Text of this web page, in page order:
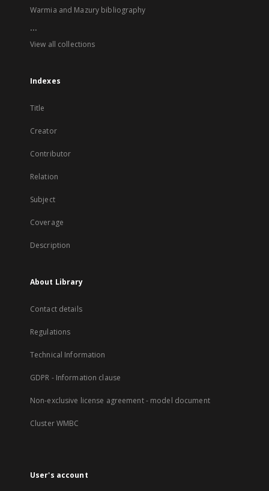
Warmia and Mazury bibliography
...
View all collections
Indexes
Title
Creator
Contributor
Relation
Subject
Coverage
Description
About Library
Contact details
Regulations
Technical Information
GDPR - Information clause
Non-exclusive license agreement - model document
Cluster WMBC
User's account